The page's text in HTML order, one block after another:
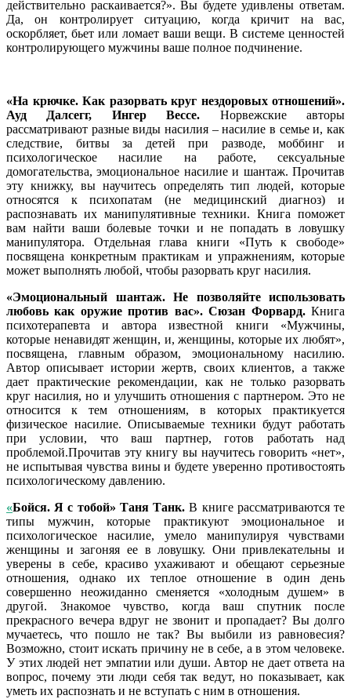
действительно раскаивается?». Вы будете удивлены ответам.
Да, он контролирует ситуацию, когда кричит на вас,
оскорбляет, бьет или ломает ваши вещи. В системе ценностей
контролирующего мужчины ваше полное подчинение.
«На крючке. Как разорвать круг нездоровых отношений».
Ауд Далсегг, Ингер Вессе. Норвежские авторы
рассматривают разные виды насилия – насилие в семье и, как
следствие, битвы за детей при разводе, моббинг и
психологическое насилие на работе, сексуальные
домогательства, эмоциональное насилие и шантаж. Прочитав
эту книжку, вы научитесь определять тип людей, которые
относятся к психопатам (не медицинский диагноз) и
распознавать их манипулятивные техники. Книга поможет
вам найти ваши болевые точки и не попадать в ловушку
манипулятора. Отдельная глава книги «Путь к свободе»
посвящена конкретным практикам и упражнениям, которые
может выполнять любой, чтобы разорвать круг насилия.
«Эмоциональный шантаж. Не позволяйте использовать
любовь как оружие против вас». Сюзан Форвард.Книга
психотерапевта и автора известной книги «Мужчины,
которые ненавидят женщин, и, женщины, которые их любят»,
посвящена, главным образом, эмоциональному насилию.
Автор описывает истории жертв, своих клиентов, а также
дает практические рекомендации, как не только разорвать
круг насилия, но и улучшить отношения с партнером. Это не
относится к тем отношениям, в которых практикуется
физическое насилие. Описываемые техники будут работать
при условии, что ваш партнер, готов работать над
проблемой.Прочитав эту книгу вы научитесь говорить «нет»,
не испытывая чувства вины и будете уверенно противостоять
психологическому давлению.
«Бойся. Я с тобой» Таня Танк.В книге рассматриваются те
типы мужчин, которые практикуют эмоциональное и
психологическое насилие, умело манипулируя чувствами
женщины и загоняя ее в ловушку. Они привлекательны и
уверены в себе, красиво ухаживают и обещают серьезные
отношения, однако их теплое отношение в один день
совершенно неожиданно сменяется «холодным душем» в
другой. Знакомое чувство, когда ваш спутник после
прекрасного вечера вдруг не звонит и пропадает? Вы долго
мучаетесь, что пошло не так? Вы выбили из равновесия?
Возможно, стоит искать причину не в себе, а в этом человеке.
У этих людей нет эмпатии или души. Автор не дает ответа на
вопрос, почему эти люди себя так ведут, но показывает, как
уметь их распознать и не вступать с ним в отношения.